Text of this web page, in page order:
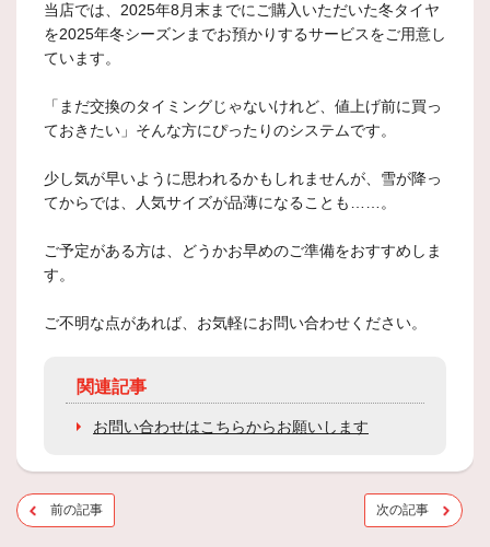
当店では、2025年8月末までにご購入いただいた冬タイヤ
を2025年冬シーズンまでお預かりするサービスをご用意し
ています。
「まだ交換のタイミングじゃないけれど、値上げ前に買っ
ておきたい」そんな方にぴったりのシステムです。
少し気が早いように思われるかもしれませんが、雪が降っ
てからでは、人気サイズが品薄になることも……。
ご予定がある方は、どうかお早めのご準備をおすすめしま
す。
ご不明な点があれば、お気軽にお問い合わせください。
関連記事
お問い合わせはこちらからお願いします
前の記事 次の記事